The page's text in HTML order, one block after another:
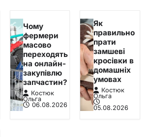
Чому
фермери
масово
переходять
на онлайн-
закупівлю
запчастин?
Костюк
Ольга
06.08.2026
Як
правильно
прати
замшеві
кросівки в
домашніх
умовах
Костюк
Ольга
05.08.2026